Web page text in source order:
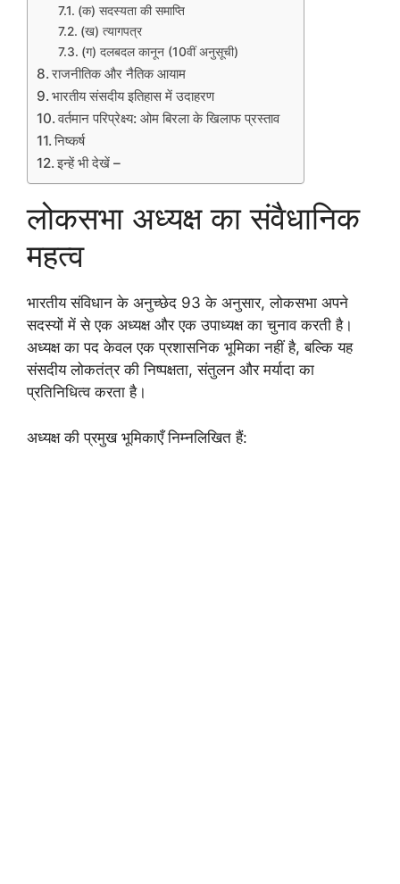
(क) सदस्यता की समाप्ति
(ख) त्यागपत्र
(ग) दलबदल कानून (10वीं अनुसूची)
राजनीतिक और नैतिक आयाम
भारतीय संसदीय इतिहास में उदाहरण
वर्तमान परिप्रेक्ष्य: ओम बिरला के खिलाफ प्रस्ताव
निष्कर्ष
इन्हें भी देखें –
लोकसभा अध्यक्ष का संवैधानिक
महत्व
भारतीय संविधान के अनुच्छेद 93 के अनुसार, लोकसभा अपने
सदस्यों में से एक अध्यक्ष और एक उपाध्यक्ष का चुनाव करती है।
अध्यक्ष का पद केवल एक प्रशासनिक भूमिका नहीं है, बल्कि यह
संसदीय लोकतंत्र की निष्पक्षता, संतुलन और मर्यादा का
प्रतिनिधित्व करता है।
अध्यक्ष की प्रमुख भूमिकाएँ निम्नलिखित हैं: